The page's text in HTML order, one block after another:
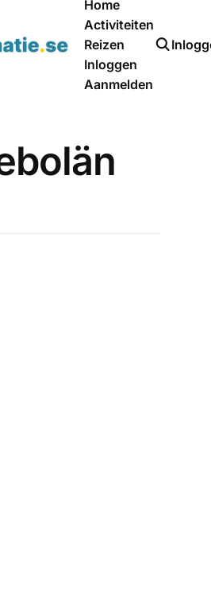
Home
Activiteiten
Reizen
Inloggen
Aanmelden